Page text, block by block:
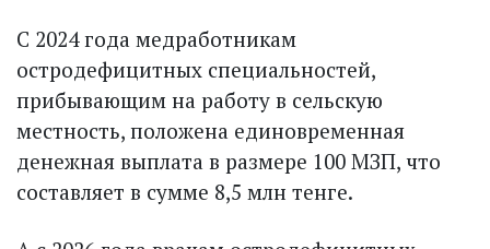
С 2024 года медработникам
остродефицитных специальностей,
прибывающим на работу в сельскую
местность, положена единовременная
денежная выплата в размере 100 МЗП, что
составляет в сумме 8,5 млн тенге.